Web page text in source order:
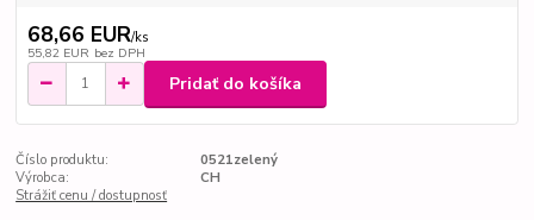
68,66 EUR/ks
55,82 EUR bez DPH
Pridať do košíka
Číslo produktu:
0521zelený
Výrobca:
CH
Strážiť cenu / dostupnosť